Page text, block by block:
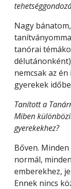
Nagy
tanórai
nemcsak az
gyerekek
Tanított a
Miben
gyerekekhez?
Bőven.
normál,
emberekhez,
Ennek nincs